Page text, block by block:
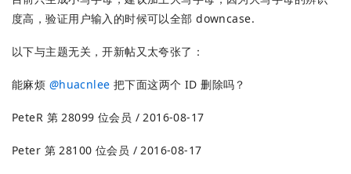
度高，验证用户输入的时候可以全部 downcase.
以下与主题无关，开新帖又太夸张了：
能麻烦 @huacnlee 把下面这两个 ID 删除吗？
PeteR 第 28099 位会员 / 2016-08-17
Peter 第 28100 位会员 / 2016-08-17